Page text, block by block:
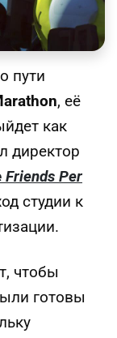
пути
, её
как
директор
Friends Per
студии к
чтобы
готовы